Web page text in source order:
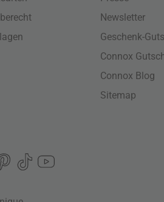
Newsletter
Geschenk-
Connox
Connox Blog
Sitemap